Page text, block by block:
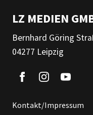
LZ MEDIEN
Bernhard Göring
04277 Leipzig
Kontakt/Impressum